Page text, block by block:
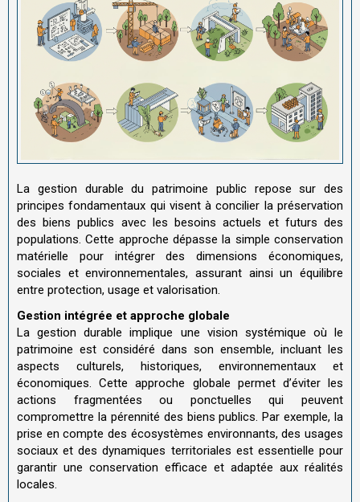
La gestion durable du patrimoine public repose sur des
principes fondamentaux qui visent à concilier la préservation
des biens publics avec les besoins actuels et futurs des
populations. Cette approche dépasse la simple conservation
matérielle pour intégrer des dimensions économiques,
sociales et environnementales, assurant ainsi un équilibre
entre protection, usage et valorisation.
Gestion intégrée et approche globale
La gestion durable implique une vision systémique où le
patrimoine est considéré dans son ensemble, incluant les
aspects culturels, historiques, environnementaux et
économiques. Cette approche globale permet d’éviter les
actions fragmentées ou ponctuelles qui peuvent
compromettre la pérennité des biens publics. Par exemple, la
prise en compte des écosystèmes environnants, des usages
sociaux et des dynamiques territoriales est essentielle pour
garantir une conservation efficace et adaptée aux réalités
locales.